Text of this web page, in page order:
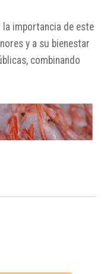
la importancia de este
y a su bienestar
combinando